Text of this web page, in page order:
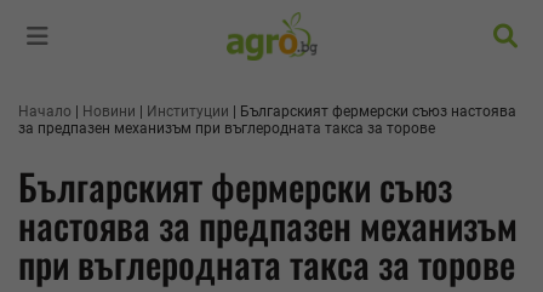
Начало Новини Институции
Българският фермерски съюз настоява
за предпазен механизъм при въглеродната такса за торове
Българският фермерски съюз
настоява за предпазен механизъм
при въглеродната такса за торове